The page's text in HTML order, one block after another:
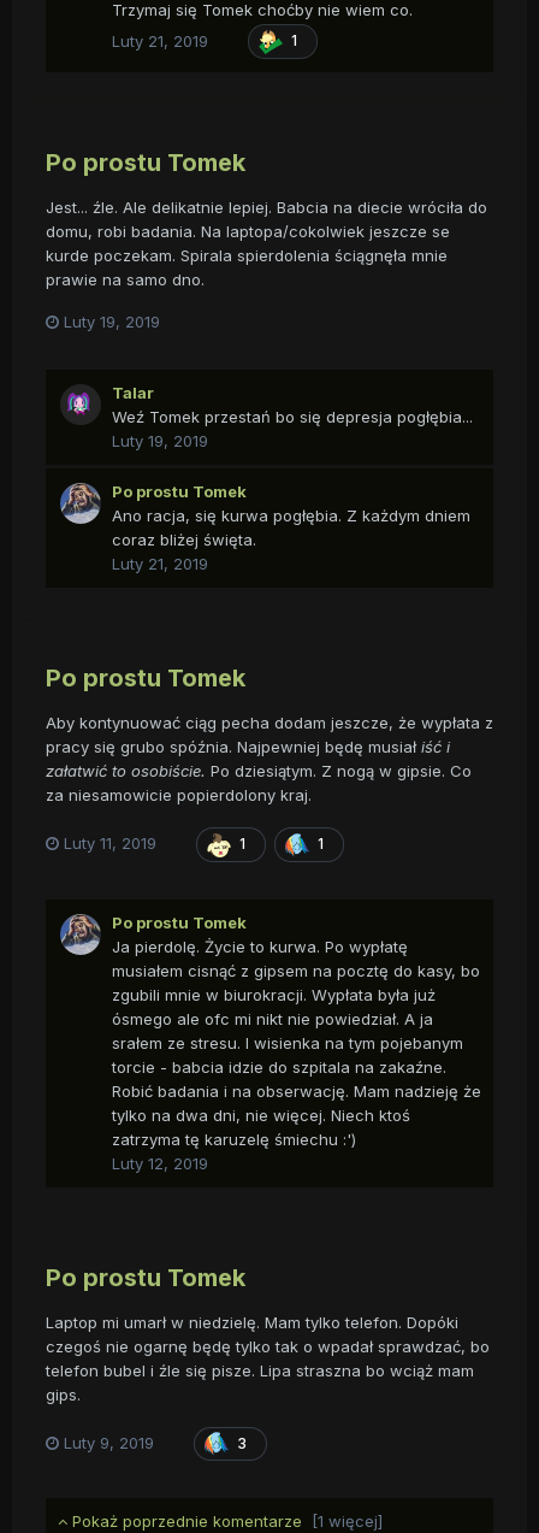
Trzymaj się Tomek choćby nie wiem co.
Luty 21, 2019
1
Po prostu Tomek
Jest... źle. Ale delikatnie lepiej. Babcia na diecie wróciła do
domu, robi badania. Na laptopa/cokolwiek jeszcze se
kurde poczekam. Spirala spierdolenia ściągnęła mnie
prawie na samo dno.
Luty 19, 2019
Talar
Weź Tomek przestań bo się depresja pogłębia...
Luty 19, 2019
Po prostu Tomek
Ano racja, się kurwa pogłębia. Z każdym dniem
coraz bliżej święta.
Luty 21, 2019
Po prostu Tomek
Aby kontynuować ciąg pecha dodam jeszcze, że wypłata z
pracy się grubo spóźnia. Najpewniej będę musiałiść i
załatwić to osobiście. Po dziesiątym. Z nogą w gipsie. Co
za niesamowicie popierdolony kraj.
Luty 11, 2019 1 1
Po prostu Tomek
Ja pierdolę. Życie to kurwa. Po wypłatę
musiałem cisnąć z gipsem na pocztę do kasy, bo
zgubili mnie w biurokracji. Wypłata była już
ósmego ale ofc mi nikt nie powiedział. A ja
srałem ze stresu. I wisienka na tym pojebanym
torcie - babcia idzie do szpitala na zakaźne.
Robić badania i na obserwację. Mam nadzieję że
tylko na dwa dni, nie więcej. Niech ktoś
zatrzyma tę karuzelę śmiechu :')
Luty 12, 2019
Po prostu Tomek
Laptop mi umarł w niedzielę. Mam tylko telefon. Dopóki
czegoś nie ogarnę będę tylko tak o wpadał sprawdzać, bo
telefon bubel i źle się pisze. Lipa straszna bo wciąż mam
gips.
Luty 9, 2019 3
Pokaż poprzednie komentarze [1 więcej]